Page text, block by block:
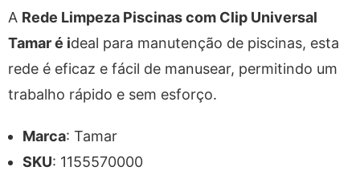
A Rede Limpeza Piscinas com Clip Universal
Tamar é ideal para manutenção de piscinas, esta
rede é eficaz e fácil de manusear, permitindo um
trabalho rápido e sem esforço.
Marca: Tamar
SKU: 1155570000